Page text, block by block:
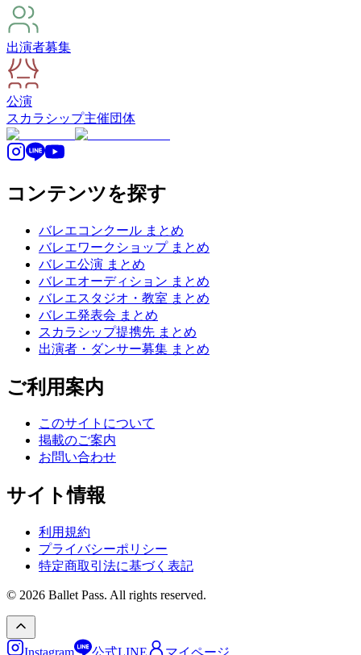
出演者募集
公演
スカラシップ主催団体
コンテンツを探す
バレエコンクール まとめ
バレエワークショップ まとめ
バレエ公演 まとめ
バレエオーディション まとめ
バレエスタジオ・教室 まとめ
バレエ発表会 まとめ
スカラシップ提携先 まとめ
出演者・ダンサー募集 まとめ
ご利用案内
このサイトについて
掲載のご案内
お問い合わせ
サイト情報
利用規約
プライバシーポリシー
特定商取引法に基づく表記
© 2026 Ballet Pass. All rights reserved.